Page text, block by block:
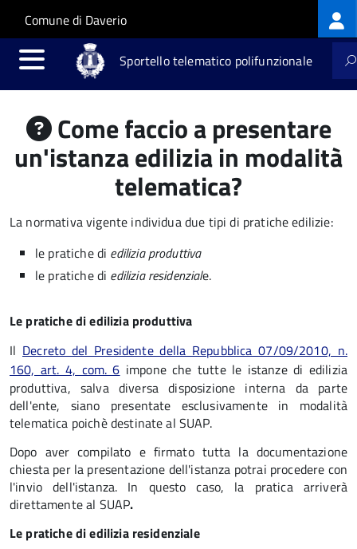
Salta al contenuto principale
Skip to site navigation
Comune di Daverio
Sportello telematico polifunzionale
Come faccio a presentare
un'istanza edilizia in modalità
telematica?
La normativa vigente individua due tipi di pratiche edilizie:
le pratiche di edilizia produttiva
le pratiche di edilizia residenziale.
Le pratiche di edilizia produttiva
Il Decreto del Presidente della Repubblica 07/09/2010, n.
160, art. 4, com. 6 impone che tutte le istanze di edilizia
produttiva, salva diversa disposizione interna da parte
dell'ente, siano presentate esclusivamente in modalità
telematica poichè destinate al SUAP.
Dopo aver compilato e firmato tutta la documentazione
chiesta per la presentazione dell'istanza potrai procedere con
l'invio dell'istanza. In questo caso, la pratica arriverà
direttamente al SUAP.
Le pratiche di edilizia residenziale